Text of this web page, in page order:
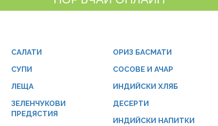
САЛАТИ
СУПИ
ЛЕЩА
ЗЕЛЕНЧУКОВИ
ПРЕДЯСТИЯ
ОРИЗ БАСМАТИ
СОСОВЕ И АЧАР
ИНДИЙСКИ ХЛЯБ
ДЕСЕРТИ
ИНДИЙСКИ НАПИТКИ